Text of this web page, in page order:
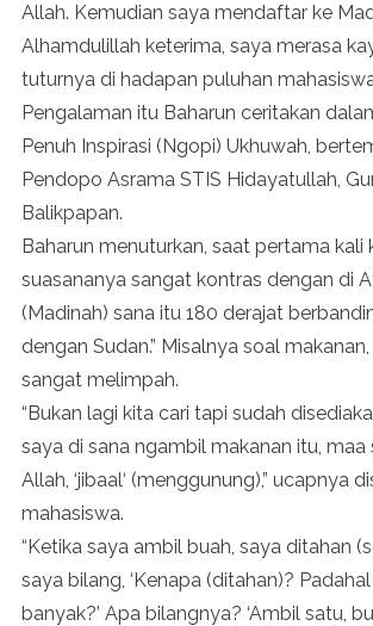
Allah. Kemudian saya mendaftar ke
Alhamdulillah keterima, saya merasa
tuturnya di hadapan puluhan
Pengalaman itu Baharun ceritakan
Penuh Inspirasi (Ngopi) Ukhuwah,
Pendopo Asrama STIS Hidayatullah,
Balikpapan.
Baharun menuturkan, saat pertama kali
suasananya sangat kontras dengan di
(Madinah) sana itu 180 derajat
dengan Sudan.” Misalnya soal
sangat melimpah.
“Bukan lagi kita cari tapi sudah
saya di sana ngambil makanan itu, maa
Allah, ‘jibaal‘ (menggunung),” ucapnya
mahasiswa.
“Ketika saya ambil buah, saya ditahan
saya bilang, ‘Kenapa (ditahan)?
banyak?’ Apa bilangnya? ‘Ambil satu,